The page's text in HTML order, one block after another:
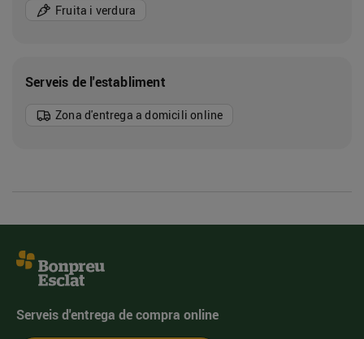
Fruita i verdura
Serveis de l'establiment
Zona d'entrega a domicili online
Serveis d'entrega de compra online